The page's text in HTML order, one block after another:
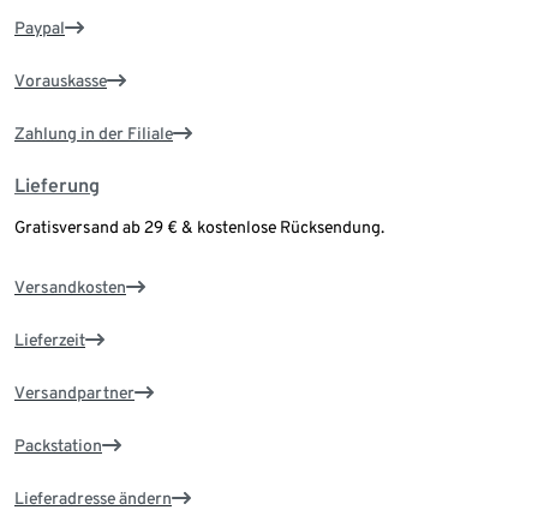
Paypal
Vorauskasse
Zahlung in der Filiale
Lieferung
Gratisversand ab 29 € & kostenlose Rücksendung.
Versandkosten
Lieferzeit
Versandpartner
Packstation
Lieferadresse ändern